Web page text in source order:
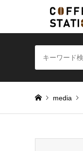
media